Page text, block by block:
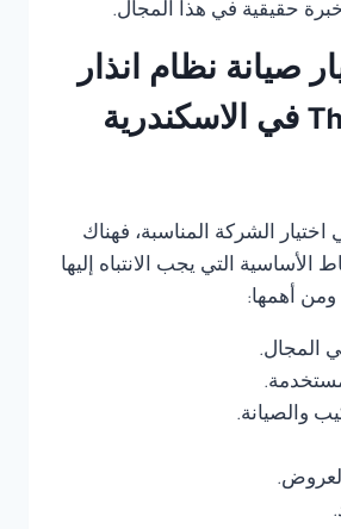
حقيقية في هذا المجال.
صيانة نظام انذار
الشركة المناسبة، فهناك
التي يجب الانتباه إليها
ومن أهمها:
المجال.
والصيانة.